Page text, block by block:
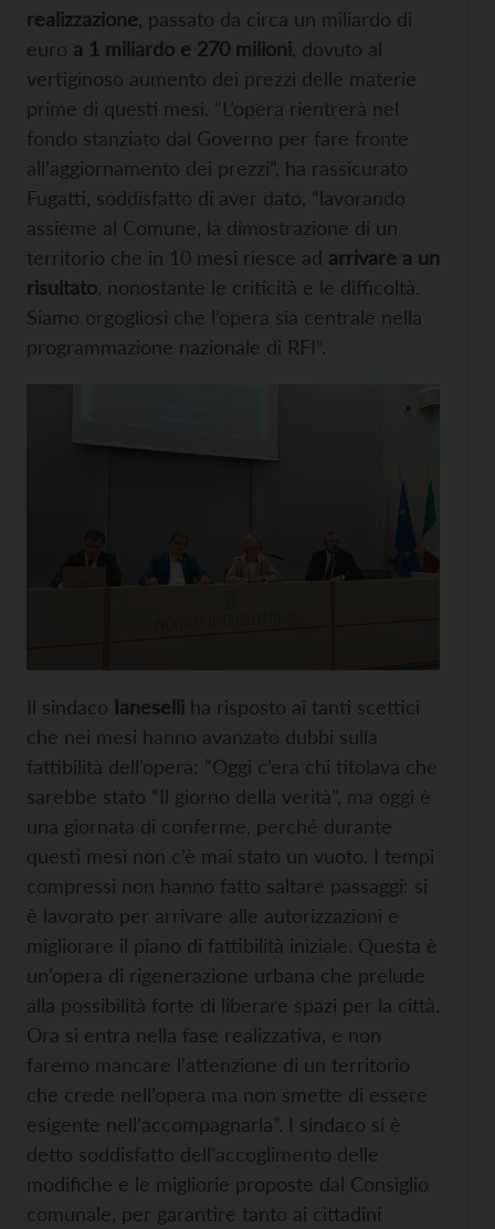
realizzazione , passato da circa un miliardo di
euro a 1 miliardo e 270 milioni , dovuto al
vertiginoso aumento dei prezzi delle materie
prime di questi mesi. “L’opera rientrerà nel
fondo stanziato dal Governo per fare fronte
all’aggiornamento dei prezzi”, ha rassicurato
Fugatti, soddisfatto di aver dato, “lavorando
assieme al Comune, la dimostrazione di un
territorio che in 10 mesi riesce ad arrivare a un
risultato , nonostante le criticità e le difficoltà.
Siamo orgogliosi che l’opera sia centrale nella
programmazione nazionale di RFI”.
Il sindaco Ianeselli ha risposto ai tanti scettici
che nei mesi hanno avanzato dubbi sulla
fattibilità dell’opera: “Oggi c’era chi titolava che
sarebbe stato “Il giorno della verità”, ma oggi è
una giornata di conferme, perché durante
questi mesi non c’è mai stato un vuoto. I tempi
compressi non hanno fatto saltare passaggi: si
è lavorato per arrivare alle autorizzazioni e
migliorare il piano di fattibilità iniziale. Questa è
un’opera di rigenerazione urbana che prelude
alla possibilità forte di liberare spazi per la città.
Ora si entra nella fase realizzativa, e non
faremo mancare l’attenzione di un territorio
che crede nell’opera ma non smette di essere
esigente nell’accompagnarla”. I sindaco si è
detto soddisfatto dell’accoglimento delle
modifiche e le migliorie proposte dal Consiglio
comunale, per garantire tanto ai cittadini